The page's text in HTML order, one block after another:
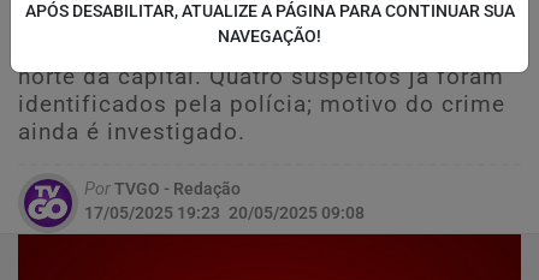
voltava para casa quando foi atacada na
plataforma da estação Anchieta, na zona
norte da capital. Quatro suspeitos já foram
identificados pela polícia; motivo do crime
ainda é investigado.
PorTVGO - Redação
17/05/2025 19:23 20/05/2025 09:08
APÓS DESABILITAR, ATUALIZE A PÁGINA PARA CONTINUAR SUA
NAVEGAÇÃO!